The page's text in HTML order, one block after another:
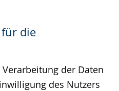
die
der Daten
des Nutzers